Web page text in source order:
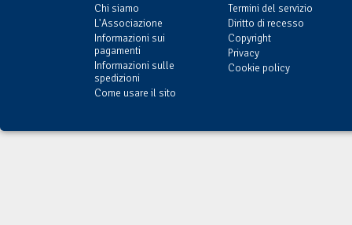
Chi siamo
L'Associazione
Informazioni sui
pagamenti
Informazioni sulle
spedizioni
Come usare il sito
Termini del servizio
Diritto di recesso
Copyright
Privacy
Cookie policy